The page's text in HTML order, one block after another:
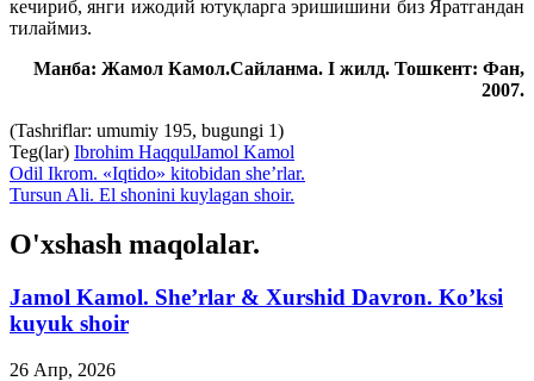
кечириб, янги ижодий ютуқларга эришишини биз Яратгандан
тилаймиз.
Манба: Жамол Камол.Сайланма. I жилд. Тошкент: Фан,
2007.
(Tashriflar: umumiy 195, bugungi 1)
Teg(lar) Ibrohim HaqqulJamol Kamol
Odil Ikrom. «Iqtido» kitobidan she’rlar.
Tursun Ali. El shonini kuylagan shoir.
O'xshash maqolalar.
Jamol Kamol. She’rlar & Xurshid Davron. Ko’ksi
kuyuk shoir
26 Апр, 2026